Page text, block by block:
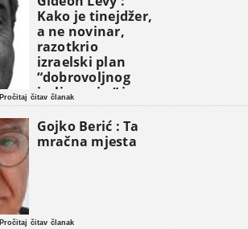
Kako je tinejdžer,
a ne novinar,
razotkrio
izraelski plan
“dobrovoljnog
iseljavanja ” iz
Gaze
Pročitaj čitav članak
Gojko Berić : Ta
mračna mjesta
Pročitaj čitav članak